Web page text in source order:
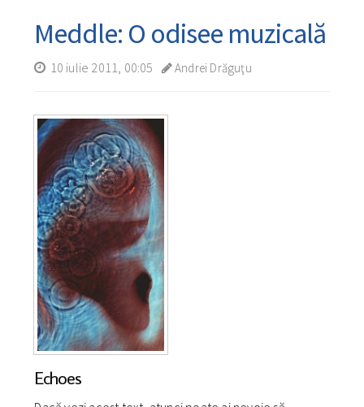
Meddle: O odisee muzicală
10 iulie 2011, 00:05 Andrei Drăguţu
Echoes